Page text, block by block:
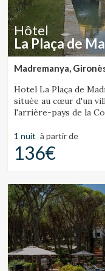
Hôtel
La Plaça de
Madremanya,
Hotel La Plaça de
située au cœur d'un
l'arrière-pays de la
1 nuit à partir de
136€